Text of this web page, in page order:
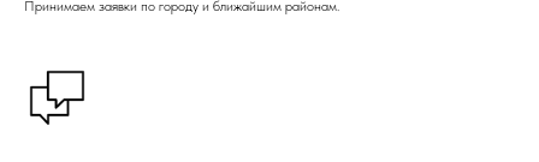
Принимаем заявки по городу и ближайшим районам.